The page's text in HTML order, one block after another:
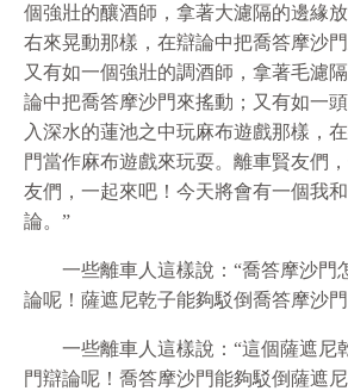
個強壯的釀酒師，拿著大濾隔的邊緣
右來晃動那樣，在辯論中把喬答摩沙
又有如一個強壯的調酒師，拿著毛濾
論中把喬答摩沙門來搖動；又有如一
入深水的蓮池之中玩麻布遊戲那樣，
門當作麻布遊戲來玩耍。離車賢友們
友們，一起來吧！今天將會有一個我
論。”
一些離車人這樣說：“喬答摩沙門
論呢！薩遮尼乾子能夠駁倒喬答摩沙
一些離車人這樣說：“這個薩遮尼
門辯論呢！喬答摩沙門能夠駁倒薩遮